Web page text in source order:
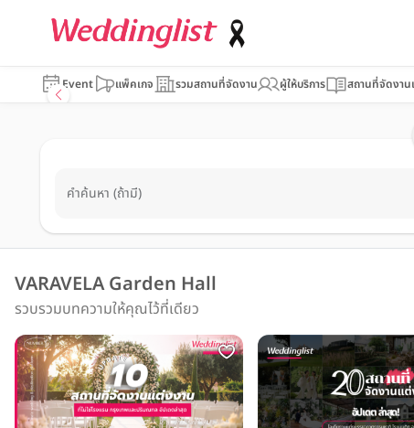
Event แพ็คเกจ รวมสถานที่จัดงาน ผู้ให้บริการ สถานที่จัดงาน
คำค้นหา (ถ้ามี)
VARAVELA Garden Hall
รวบรวมบทความให้คุณไว้ที่เดียว